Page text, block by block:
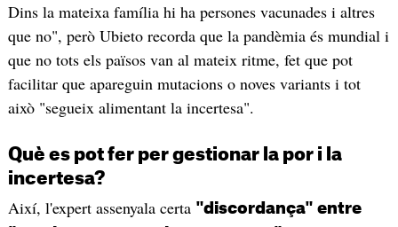
Dins la mateixa família hi ha persones vacunades i altres
que no", però Ubieto recorda que la pandèmia és mundial i
que no tots els països van al mateix ritme, fet que pot
facilitar que apareguin mutacions o noves variants i tot
això "segueix alimentant la incertesa".
Què es pot fer per gestionar la por i la
incertesa?
Així, l'expert assenyala certa "discordança" entre